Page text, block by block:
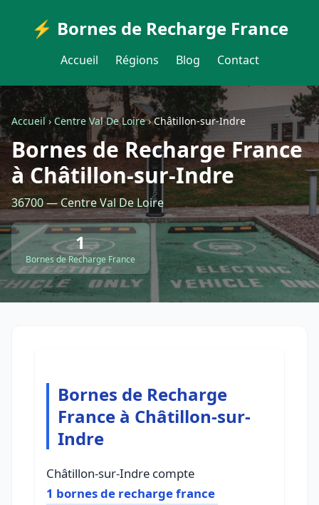
⚡ Bornes de Recharge France
Accueil Régions Blog Contact
Accueil›Centre Val De Loire›Châtillon-sur-Indre
Bornes de Recharge France
à Châtillon-sur-Indre
36700 — Centre Val De Loire
1
Bornes de Recharge France
Bornes de Recharge
France à Châtillon-sur-
Indre
Châtillon-sur-Indre compte
1 bornes de recharge france